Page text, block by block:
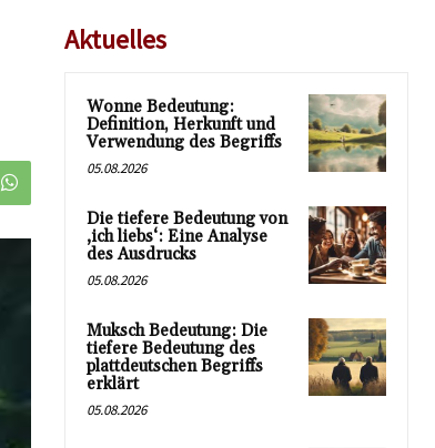
Aktuelles
Wonne Bedeutung:
Definition, Herkunft und
Verwendung des Begriffs
05.08.2026
Die tiefere Bedeutung von
‚ich liebs‘: Eine Analyse
des Ausdrucks
05.08.2026
Muksch Bedeutung: Die
tiefere Bedeutung des
plattdeutschen Begriffs
erklärt
05.08.2026